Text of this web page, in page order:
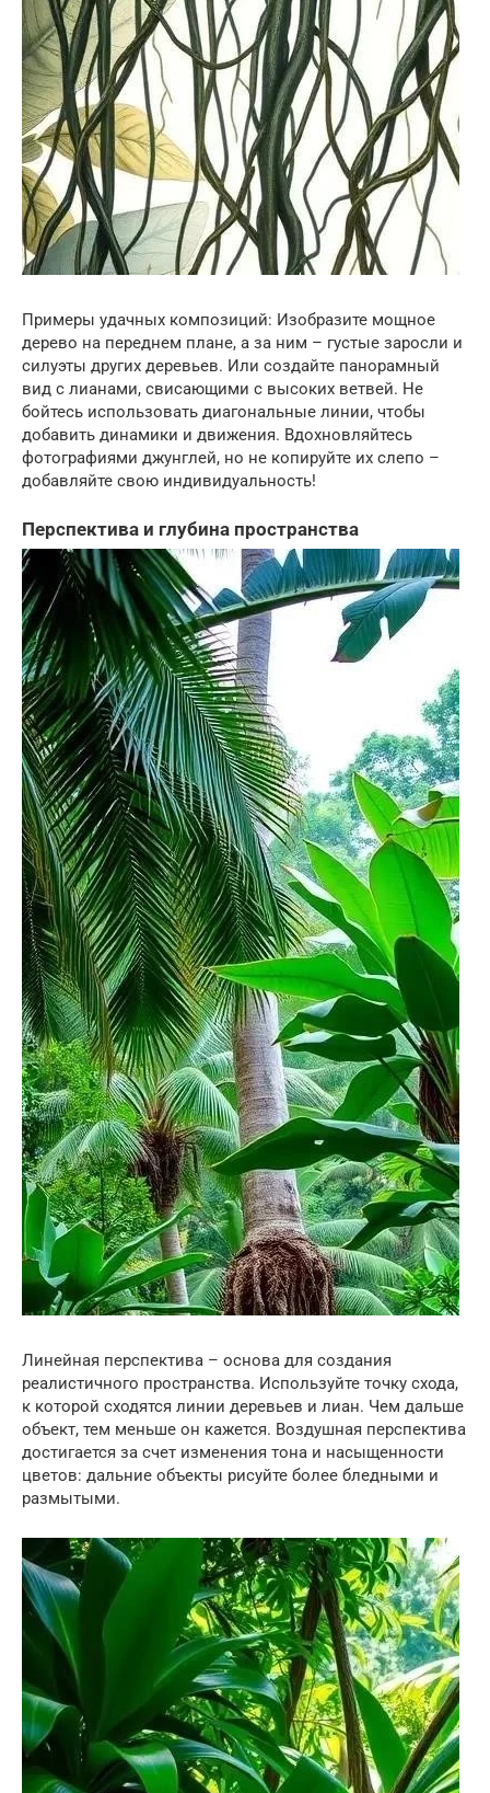
Примеры удачных композиций: Изобразите мощное
дерево на переднем плане, а за ним – густые заросли и
силуэты других деревьев. Или создайте панорамный
вид с лианами, свисающими с высоких ветвей. Не
бойтесь использовать диагональные линии, чтобы
добавить динамики и движения. Вдохновляйтесь
фотографиями джунглей, но не копируйте их слепо –
добавляйте свою индивидуальность!
Перспектива и глубина пространства
Линейная перспектива – основа для создания
реалистичного пространства. Используйте точку схода,
к которой сходятся линии деревьев и лиан. Чем дальше
объект, тем меньше он кажется. Воздушная перспектива
достигается за счет изменения тона и насыщенности
цветов: дальние объекты рисуйте более бледными и
размытыми.